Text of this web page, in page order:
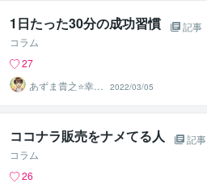
1日たった30分の成功習慣
記事
コラム
27
あずま貴之⭐幸せ
自分軸の生き方
育成コーチ
2022/03/05
ココナラ販売をナメてる人
記事
コラム
26